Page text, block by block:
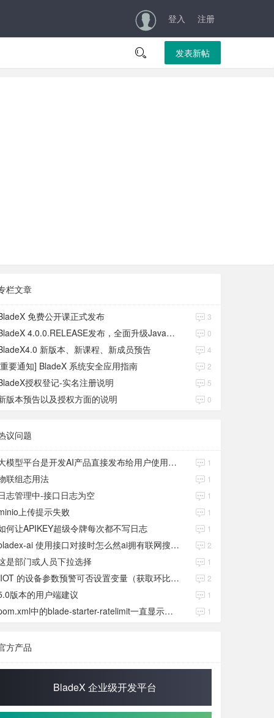
登入 注册
 发表新帖
栏文章
免费公开课正式发布 3
BladeX 4.0.0.RELEASE发布，全面升级Java17、Boot3、Cloud2023 0
新版本、新课程、新成员预告 4
要通知] BladeX 系统安全应用指南 2
授权登记-实名注册说明 5
版本预告以及授权方面的说明 0
议问题
大模型平台是开发AI产品直接发布给用户使用的吗？ 1
联组态用法 1
志管理中-接口日志为空 1
上传提示失败 1
何让APIKEY超级令牌每次都不写日志 1
bladex-ai 使用接口对接时怎么然ai拥有联网搜索功能 2
是部门或人员下拉选择 1
IIOT 的设备参数预警可否设置变量（获取环比数值） 2
版本的用户端建议 1
pom.xml中的blade-starter-ratelimit一直显示红色 1
方产品
BladeX 企业级开发平台